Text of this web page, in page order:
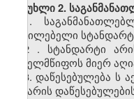
მუხლი2.
1.
აუცილებელი
2. სტანდარტი
სახელმწიფოს მიერ
3. დაწესებულება ს
და არის